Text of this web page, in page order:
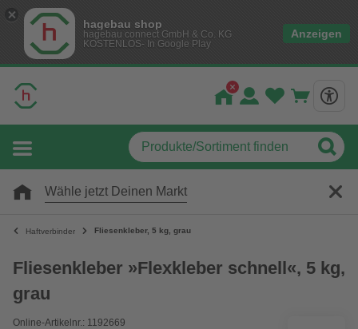
hagebau shop
hagebau connect GmbH & Co. KG
KOSTENLOS- In Google Play
Anzeigen
Wähle jetzt Deinen Markt
Haftverbinder Fliesenkleber, 5 kg, grau
Fliesenkleber »Flexkleber schnell«, 5 kg,
grau
Online-Artikelnr.: 1192669